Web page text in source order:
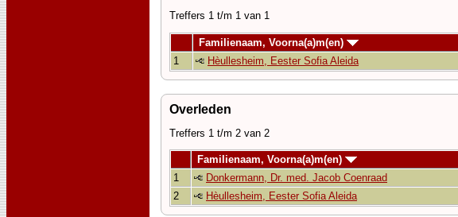
Treffers 1 t/m 1 van 1
Familienaam, Voorna(a)m(en)
1
Hèullesheim, Eester Sofia Aleida
Overleden
Treffers 1 t/m 2 van 2
Familienaam, Voorna(a)m(en)
1
Donkermann, Dr. med. Jacob Coenraad
2
Hèullesheim, Eester Sofia Aleida